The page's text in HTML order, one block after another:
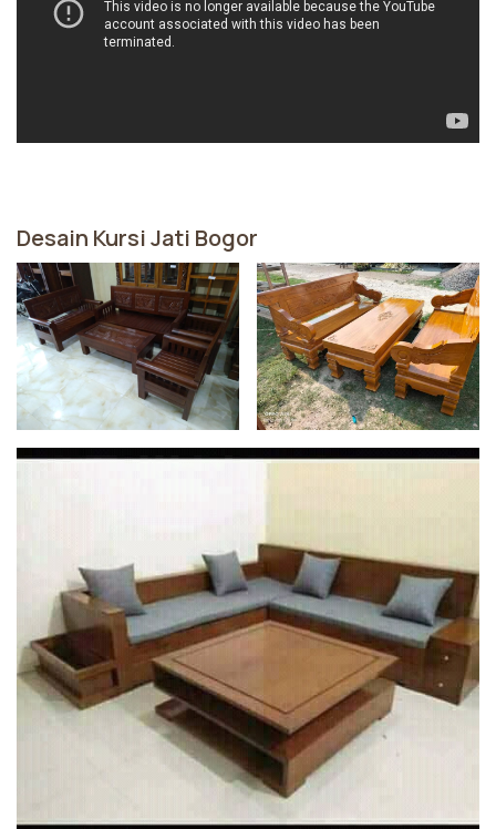
Desain Kursi Jati Bogor